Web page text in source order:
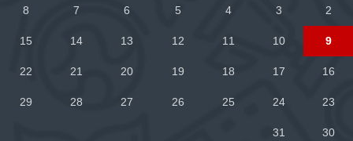
2
3
4
5
6
7
8
9
10
11
12
13
14
15
16
17
18
19
20
21
22
23
24
25
26
27
28
29
30
31